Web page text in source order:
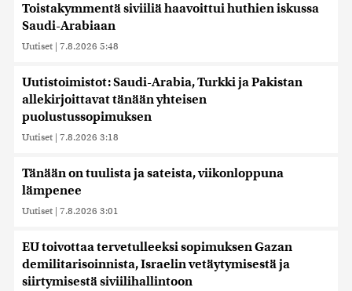
Toistakymmentä siviiliä haavoittui huthien iskussa
Saudi-Arabiaan
Uutiset | 7.8.2026 5:48
Uutistoimistot: Saudi-Arabia, Turkki ja Pakistan
allekirjoittavat tänään yhteisen
puolustussopimuksen
Uutiset | 7.8.2026 3:18
Tänään on tuulista ja sateista, viikonloppuna
lämpenee
Uutiset | 7.8.2026 3:01
EU toivottaa tervetulleeksi sopimuksen Gazan
demilitarisoinnista, Israelin vetäytymisestä ja
siirtymisestä siviilihallintoon